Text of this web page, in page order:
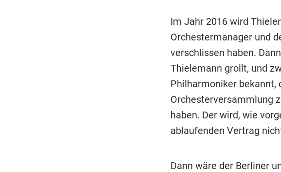
Im Jahr 2016 wird
Orchestermanager und
verschlissen haben.
Thielemann grollt, und
Philharmoniker bekannt,
Orchesterversammlung
haben. Der wird, wie
ablaufenden Vertrag
Dann wäre der Berliner